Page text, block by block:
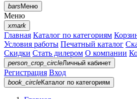
barsМеню
Меню
xmark
Главная Каталог по категориям
Условия работы Печатный каталог
Скидки Стать дилером О компании
person_crop_circleЛичный кабинет
Регистрация Вход
book_circleКаталог по категориям